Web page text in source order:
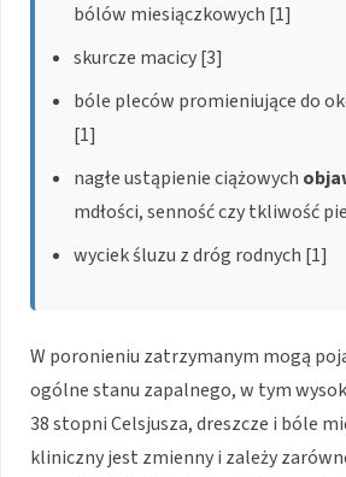
bólów miesiączkowych [1]
skurcze macicy [3]
bóle pleców promieniujące do
[1]
nagłe ustąpienie ciążowych
mdłości, senność czy tkliwość
wyciek śluzu z dróg rodnych [1]
W poronieniu zatrzymanym mogą
ogólne stanu zapalnego, w tym
38 stopni Celsjusza, dreszcze i bóle
kliniczny jest zmienny i zależy